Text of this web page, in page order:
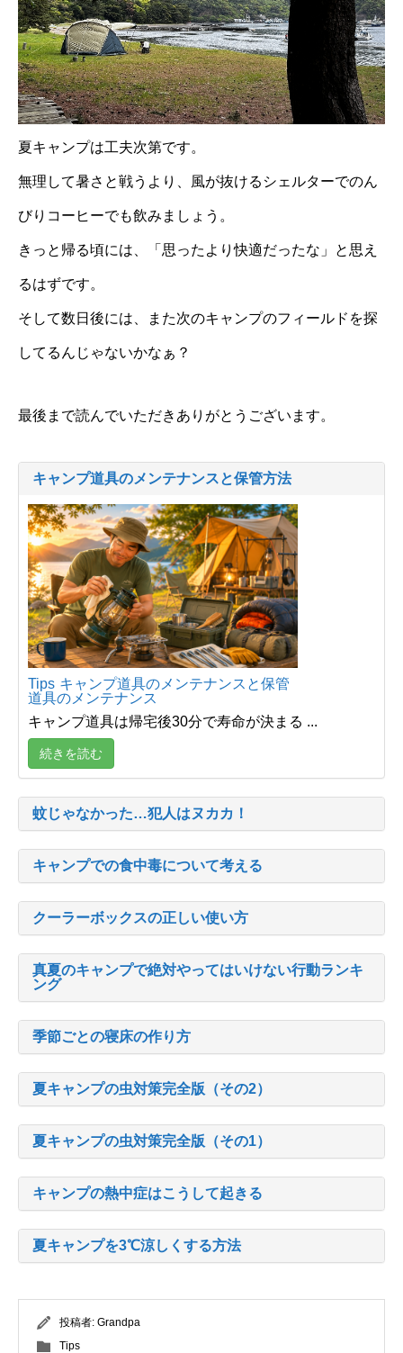
夏キャンプは工夫次第です。
無理して暑さと戦うより、風が抜けるシェルターでのん
びりコーヒーでも飲みましょう。
きっと帰る頃には、「思ったより快適だったな」と思え
るはずです。
そして数日後には、また次のキャンプのフィールドを探
してるんじゃないかなぁ？
最後まで読んでいただきありがとうございます。
キャンプ道具のメンテナンスと保管方法
Tips キャンプ道具のメンテナンスと保管
道具のメンテナンス
キャンプ道具は帰宅後30分で寿命が決まる ...
続きを読む
蚊じゃなかった…犯人はヌカカ！
キャンプでの食中毒について考える
クーラーボックスの正しい使い方
真夏のキャンプで絶対やってはいけない行動ランキ
ング
季節ごとの寝床の作り方
夏キャンプの虫対策完全版（その2）
夏キャンプの虫対策完全版（その1）
キャンプの熱中症はこうして起きる
夏キャンプを3℃涼しくする方法
投稿者: Grandpa
Tips